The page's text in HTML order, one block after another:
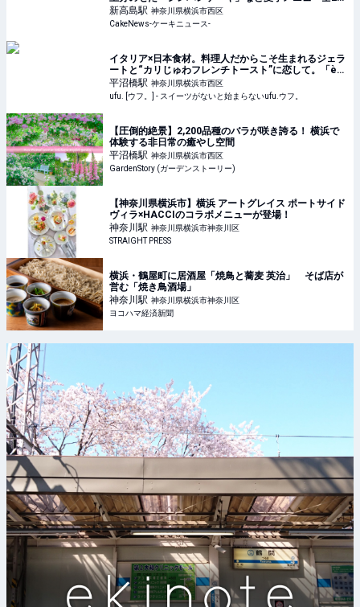
種、6月1日より4ヵ月展開
新高島駅 神奈川県横浜市西区
CakeNews-ケーキニュース-
イタリア×日本食材。料理人だからこそ生まれるジェラ
ートと“カリじゅわフレンチトースト”に恋して。「è
più（エピュウ）」（横浜） - ufu. [ウフ。]
平沼橋駅 神奈川県横浜市西区
ufu. [ウフ。] - スイーツがないと始まらないufu.ウフ。
【圧倒的絶景】2,200品種のバラが咲き誇る！ 横浜で
体験する非日常の癒やし空間
平沼橋駅 神奈川県横浜市西区
GardenStory (ガーデンストーリー)
【神奈川県横浜市】横浜 アートグレイス ポートサイド
ヴィラ×HACCIのコラボメニューが登場！
神奈川駅 神奈川県横浜市神奈川区
STRAIGHT PRESS
横浜・鶴屋町に居酒屋「焼鳥と蕎麦 英治」 そば店が
営む「焼き鳥酒場」
神奈川駅 神奈川県横浜市神奈川区
ヨコハマ経済新聞